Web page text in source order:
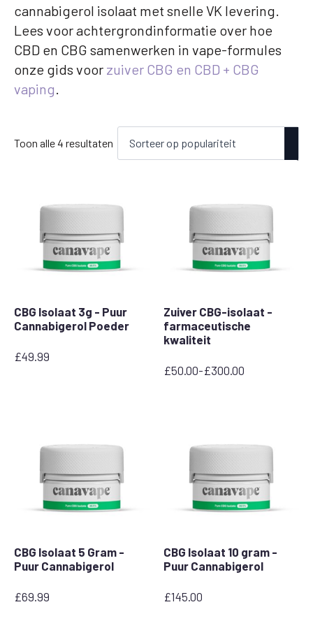
cannabigerol isolaat met snelle VK levering.
Lees voor achtergrondinformatie over hoe
CBD en CBG samenwerken in vape-formules
onze gids voor zuiver CBG en CBD + CBG
vaping.
Toon alle 4 resultaten Gesorteerd
op
CBG Isolaat 3g - Puur
Cannabigerol Poeder
£49.99
Zuiver CBG-isolaat -
farmaceutische
kwaliteit
£50.00-£300.00
Prijsklasse:
CBG Isolaat 5 Gram -
Puur Cannabigerol
£69.99
CBG Isolaat 10 gram -
Puur Cannabigerol
£145.00